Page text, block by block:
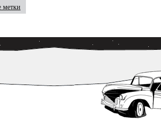
метки